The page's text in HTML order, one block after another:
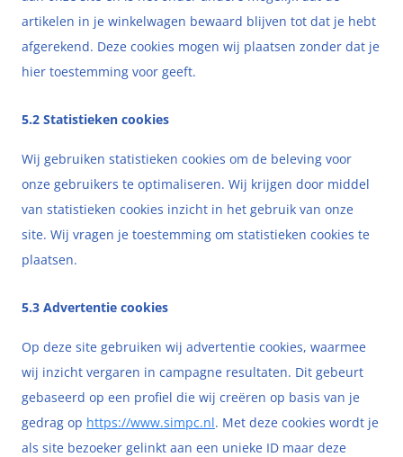
artikelen in je winkelwagen bewaard blijven tot dat je hebt
afgerekend. Deze cookies mogen wij plaatsen zonder dat je
hier toestemming voor geeft.
5.2 Statistieken cookies
Wij gebruiken statistieken cookies om de beleving voor
onze gebruikers te optimaliseren. Wij krijgen door middel
van statistieken cookies inzicht in het gebruik van onze
site. Wij vragen je toestemming om statistieken cookies te
plaatsen.
5.3 Advertentie cookies
Op deze site gebruiken wij advertentie cookies, waarmee
wij inzicht vergaren in campagne resultaten. Dit gebeurt
gebaseerd op een profiel die wij creëren op basis van je
gedrag op https://www.simpc.nl. Met deze cookies wordt je
als site bezoeker gelinkt aan een unieke ID maar deze